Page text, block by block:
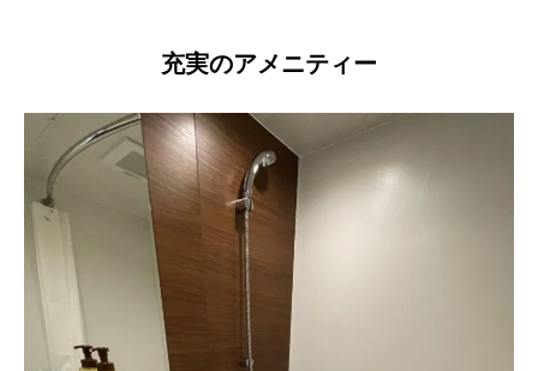
充実のアメニティー